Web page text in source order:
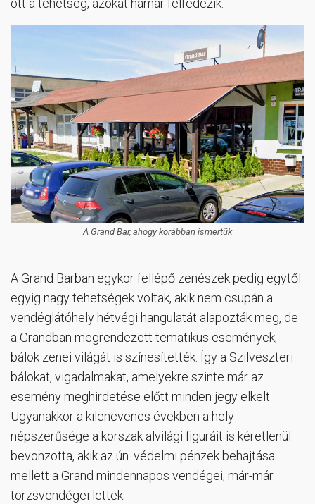
ott a tehetség, azokat hamar felfedezik.
A Grand Bar, ahogy korábban ismertük
A Grand Barban egykor fellépő zenészek pedig egytől
egyig nagy tehetségek voltak, akik nem csupán a
vendéglátóhely hétvégi hangulatát alapozták meg, de
a Grandban megrendezett tematikus események,
bálok zenei világát is színesítették. Így a Szilveszteri
bálokat, vigadalmakat, amelyekre szinte már az
esemény meghirdetése előtt minden jegy elkelt.
Ugyanakkor a kilencvenes években a hely
népszerűsége a korszak alvilági figuráit is kéretlenül
bevonzotta, akik az ún. védelmi pénzek behajtása
mellett a Grand mindennapos vendégei, már-már
törzsvendégei lettek.